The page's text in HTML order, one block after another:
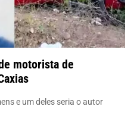
motorista de
e um deles seria o autor